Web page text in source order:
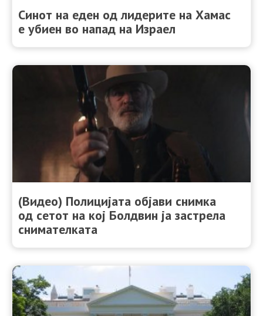
Синот на еден од лидерите на Хамас
е убиен во напад на Израел
(Видео) Полицијата објави снимка
од сетот на кој Болдвин ја застрела
снимателката